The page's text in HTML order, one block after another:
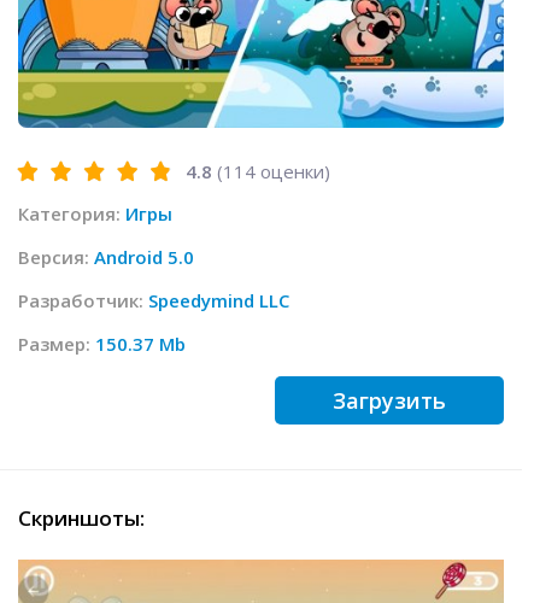
4.8 (114 оценки)
Категория: Игры
Версия: Android 5.0
Разработчик: Speedymind LLC
Размер: 150.37 Mb
Загрузить
Скриншоты: